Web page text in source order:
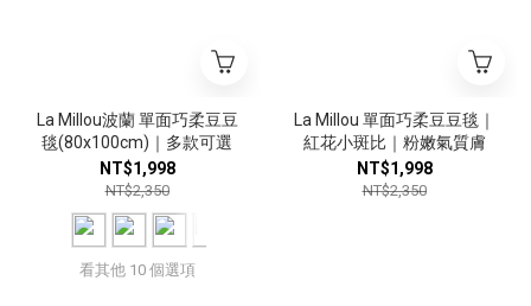
La Millou波蘭 單面巧柔豆豆
毯(80x100cm)｜多款可選
NT$1,998
NT$2,350
看其他 10 個選項
La Millou 單面巧柔豆豆毯｜
紅花小斑比｜粉嫩氣質膚
NT$1,998
NT$2,350